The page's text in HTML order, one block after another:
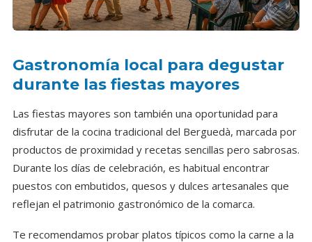
Gastronomía local para degustar
durante las fiestas mayores
Las fiestas mayores son también una oportunidad para
disfrutar de la cocina tradicional del Berguedà, marcada por
productos de proximidad y recetas sencillas pero sabrosas.
Durante los días de celebración, es habitual encontrar
puestos con embutidos, quesos y dulces artesanales que
reflejan el patrimonio gastronómico de la comarca.
Te recomendamos probar platos típicos como la carne a la